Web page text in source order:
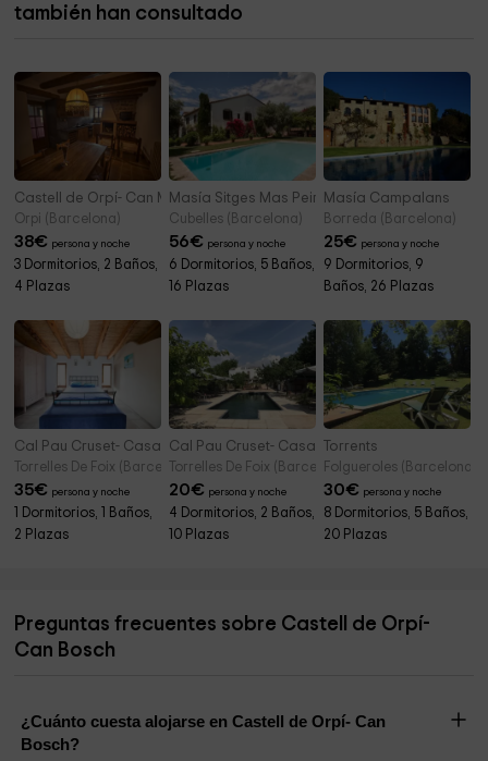
también han consultado
Castell de Orpí- Can Magí
Orpi (Barcelona)
38€ persona y noche
3 Dormitorios, 2 Baños,
4 Plazas
Masía Sitges Mas Peirot
Cubelles (Barcelona)
56€ persona y noche
6 Dormitorios, 5 Baños,
16 Plazas
Masía Campalans
Borreda (Barcelona)
25€ persona y noche
9 Dormitorios, 9
Baños, 26 Plazas
Cal Pau Cruset- Casa Xarello
Torrelles De Foix (Barcelona)
35€ persona y noche
1 Dormitorios, 1 Baños,
2 Plazas
Cal Pau Cruset- Casa Parellada
Torrelles De Foix (Barcelona)
20€ persona y noche
4 Dormitorios, 2 Baños,
10 Plazas
Torrents
Folgueroles (Barcelona)
30€ persona y noche
8 Dormitorios, 5 Baños,
20 Plazas
Preguntas frecuentes sobre Castell de Orpí-
Can Bosch
¿Cuánto cuesta alojarse en Castell de Orpí- Can
Bosch?